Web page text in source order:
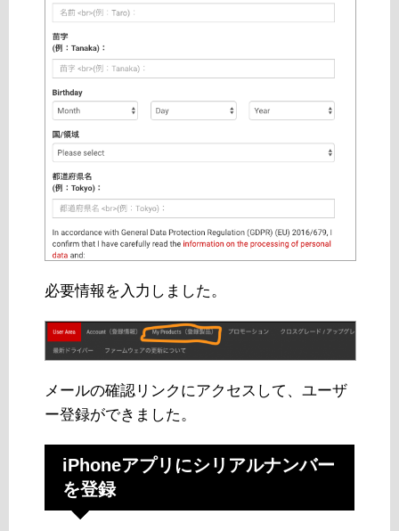
必要情報を入力しました。
メールの確認リンクにアクセスして、ユーザ
ー登録ができました。
iPhoneアプリにシリアルナンバー
を登録